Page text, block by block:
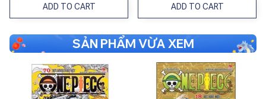
ADD TO CART ADD TO CART
SẢN PHẨM VỪA XEM